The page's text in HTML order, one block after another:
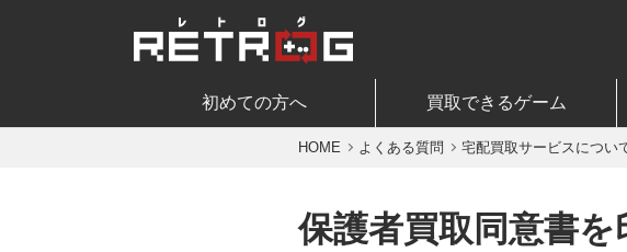
初めての方へ 買取できるゲーム
HOME よくある質問 宅配買取サービスについ
保護者買取同意書